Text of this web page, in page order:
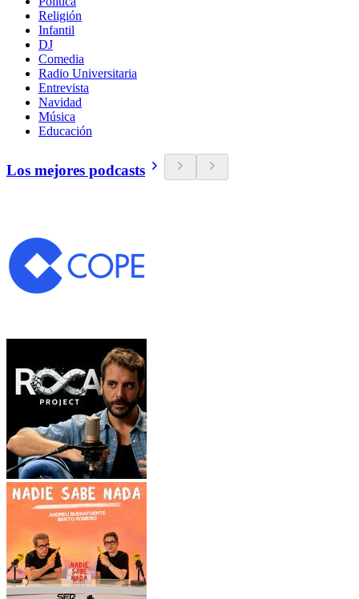
Religión
Infantil
DJ
Comedia
Radio Universitaria
Entrevista
Navidad
Música
Educación
Los mejores podcasts